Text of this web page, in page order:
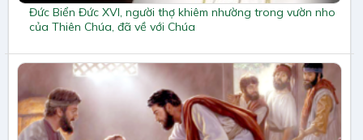
Đức Biển Đức XVI, người thợ khiêm nhường trong vườn nho
của Thiên Chúa, đã về với Chúa